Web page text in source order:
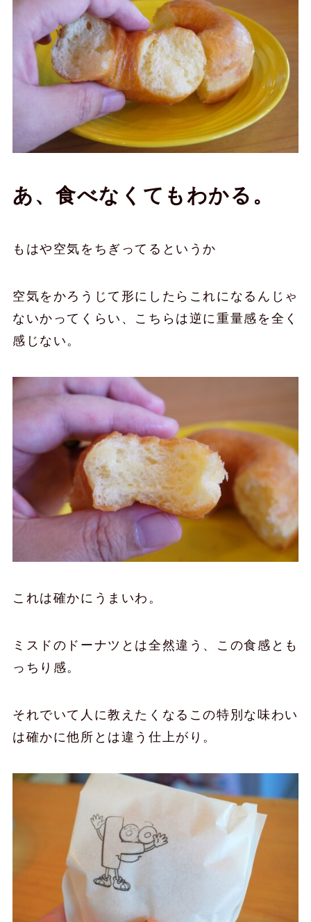
あ、食べなくてもわかる。
もはや空気をちぎってるというか
空気をかろうじて形にしたらこれになるんじゃ
ないかってくらい、こちらは逆に重量感を全く
感じない。
これは確かにうまいわ。
ミスドのドーナツとは全然違う、この食感とも
っちり感。
それでいて人に教えたくなるこの特別な味わい
は確かに他所とは違う仕上がり。